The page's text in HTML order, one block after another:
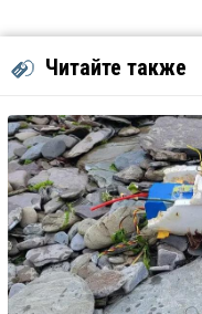
Читайте также